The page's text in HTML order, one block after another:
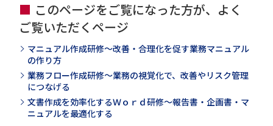
このページをご覧になった方が、よく
ご覧いただくページ
マニュアル作成研修～改善・合理化を促す業務マニュアル
の作り方
業務フロー作成研修～業務の視覚化で、改善やリスク管理
につなげる
文書作成を効率化するＷｏｒｄ研修～報告書・企画書・マ
ニュアルを最適化する